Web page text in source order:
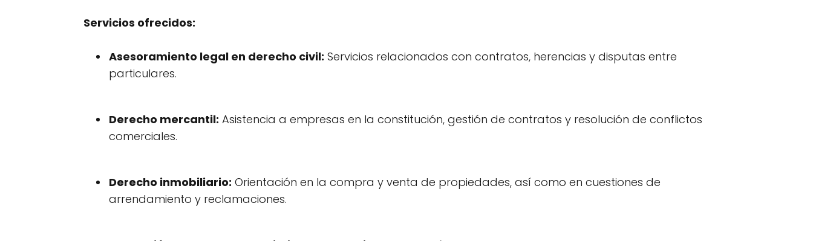
Servicios ofrecidos:
Asesoramiento legal en derecho civil: Servicios relacionados con contratos, herencias y disputas entre
particulares.
Derecho mercantil: Asistencia a empresas en la constitución, gestión de contratos y resolución de conflictos
comerciales.
Derecho inmobiliario: Orientación en la compra y venta de propiedades, así como en cuestiones de
arrendamiento y reclamaciones.